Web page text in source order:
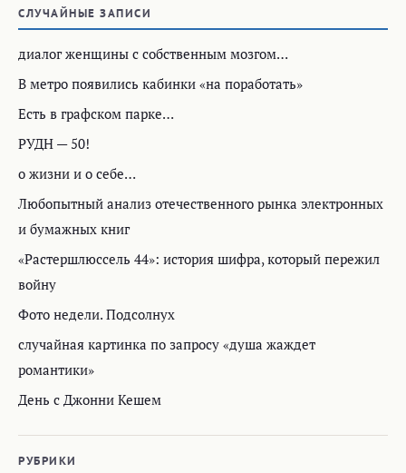
СЛУЧАЙНЫЕ ЗАПИСИ
диалог женщины с собственным мозгом…
В метро появились кабинки «на поработать»
Есть в графском парке…
РУДН — 50!
о жизни и о себе…
Любопытный анализ отечественного рынка электронных
и бумажных книг
«Растершлюссель 44»: история шифра, который пережил
войну
Фото недели. Подсолнух
случайная картинка по запросу «душа жаждет
романтики»
День с Джонни Кешем
РУБРИКИ